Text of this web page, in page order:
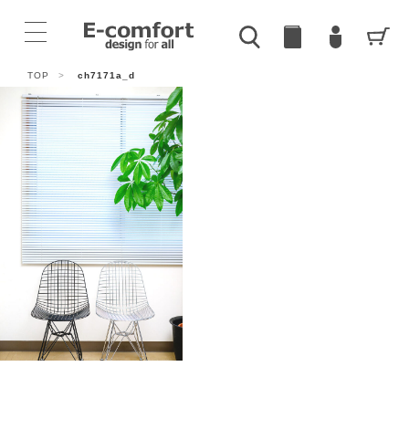
TOP > ch7171a_d